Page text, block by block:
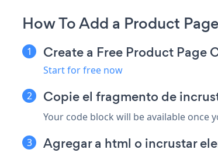
How To Add a Product
Create a Free Product Page
Start for free now
Copie el fragmento de
Your code block will be available once
Agregar a html o incrustar